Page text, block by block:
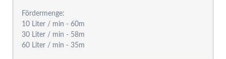
Fördermenge:
10 Liter / min - 60m
30 Liter / min - 58m